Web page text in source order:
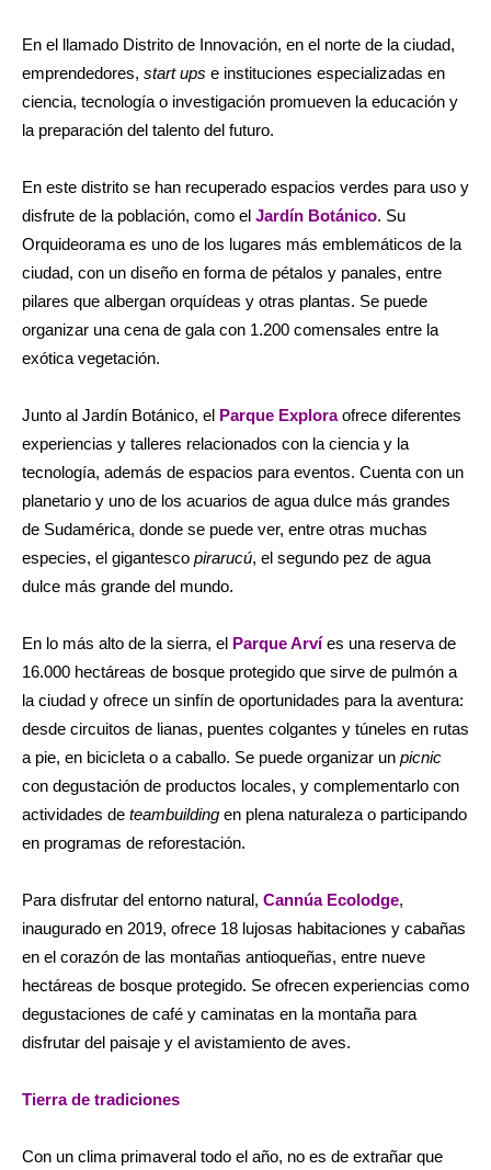
En el llamado Distrito de Innovación, en el norte de la ciudad,
emprendedores, start ups e instituciones especializadas en
ciencia, tecnología o investigación promueven la educación y
la preparación del talento del futuro.
En este distrito se han recuperado espacios verdes para uso y
disfrute de la población, como el Jardín Botánico. Su
Orquideorama es uno de los lugares más emblemáticos de la
ciudad, con un diseño en forma de pétalos y panales, entre
pilares que albergan orquídeas y otras plantas. Se puede
organizar una cena de gala con 1.200 comensales entre la
exótica vegetación.
Junto al Jardín Botánico, el Parque Exploraofrece diferentes
experiencias y talleres relacionados con la ciencia y la
tecnología, además de espacios para eventos. Cuenta con un
planetario y uno de los acuarios de agua dulce más grandes
de Sudamérica, donde se puede ver, entre otras muchas
especies, el gigantesco pirarucú, el segundo pez de agua
dulce más grande del mundo.
En lo más alto de la sierra, el Parque Arví es una reserva de
16.000 hectáreas de bosque protegido que sirve de pulmón a
la ciudad y ofrece un sinfín de oportunidades para la aventura:
desde circuitos de lianas, puentes colgantes y túneles en rutas
a pie, en bicicleta o a caballo. Se puede organizar un picnic
con degustación de productos locales, y complementarlo con
actividades de teambuilding en plena naturaleza o participando
en programas de reforestación.
Para disfrutar del entorno natural, Cannúa Ecolodge,
inaugurado en 2019, ofrece 18 lujosas habitaciones y cabañas
en el corazón de las montañas antioqueñas, entre nueve
hectáreas de bosque protegido. Se ofrecen experiencias como
degustaciones de café y caminatas en la montaña para
disfrutar del paisaje y el avistamiento de aves.
Tierra de tradiciones
Con un clima primaveral todo el año, no es de extrañar que